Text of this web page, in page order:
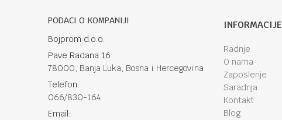
PODACI O KOMPANIJI
Bojprom d.o.o.
Pave Radana 16
78000, Banja Luka, Bosna i Hercegovina
Telefon:
066/830-164
Email:
INFORMACIJE
Radnje
O nama
Zaposlenje
Saradnja
Kontakt
Blog